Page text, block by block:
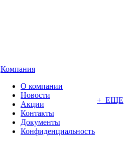
Компания
О компании
Новости
Акции
Контакты
Документы
Конфиденциальность
+ ЕЩЕ